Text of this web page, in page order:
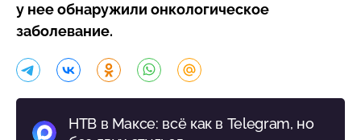
у нее обнаружили онкологическое
заболевание.
НТВ в Максе: всё как в Telegram, но